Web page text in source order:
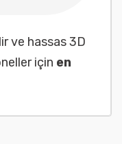
ve hassas 3D
için en